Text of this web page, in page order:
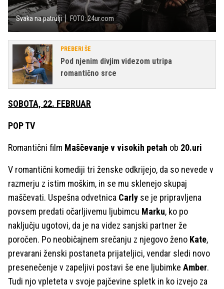
Svaka na patrulji FOTO: 24ur.com
PREBERI ŠE
Pod njenim divjim videzom utripa
romantično srce
SOBOTA, 22. FEBRUAR
POP TV
Romantični film Maščevanje v visokih petah ob 20.uri
V romantični komediji tri ženske odkrijejo, da so nevede v
razmerju z istim moškim, in se mu sklenejo skupaj
maščevati. Uspešna odvetnica Carly se je pripravljena
povsem predati očarljivemu ljubimcu Marku, ko po
naključju ugotovi, da je na videz sanjski partner že
poročen. Po neobičajnem srečanju z njegovo ženo Kate,
prevarani ženski postaneta prijateljici, vendar sledi novo
presenečenje v zapeljivi postavi še ene ljubimke Amber.
Tudi njo vpleteta v svoje pajčevine spletk in ko izvejo za